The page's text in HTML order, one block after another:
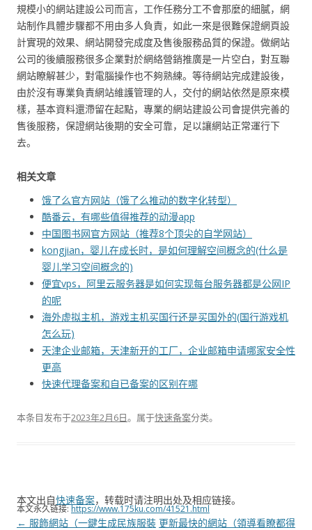
規模小的網站建設公司而言，工作任務分工不會那麼的細膩，網
站制作具體步驟都不用由多人負責，如此一來是很難保證網頁設
計實現的效果、網站開發完成度及售後服務品質的保證。做網站
公司的後續服務很多企業對於網絡營銷推廣是一片空白，對互聯
網站瞭解甚少，對電腦操作也不夠熟練。等待網站完成建設後，
由於沒有專業負責網站維護管理的人，交付的網站依然是原來模
樣，基本資料還滯留在起點，專業的網站建設公司會提供完善的
售後服務，保證網站後期的安全可靠，足以讓網站正常運行下
去。
相关文章
饿了么官方网站（饿了么推动的数字化转型）
酷番云，有哪些值得推荐的动漫app
中国图书网官方网站（推荐8个顶尖的自学网站）
kongjian，婴儿在成长时，是如何理解空间概念的(什么是
婴儿学习空间概念的)
便宜vps，阿里云服务器是如何实现每台服务器都是公网IP
的呢
海外虚拟主机，游戏主机买国行还是买国外的(国行游戏机
怎么玩)
天津企业邮箱，天津新开的工厂，企业邮箱申请哪家安全性
更高
快速代理备案和自已备案的区别在哪
本条目发布于2023年2月6日。属于快速备案分类。
本文出自快速备案，转载时请注明出处及相应链接。
本文永久链接:https://www.175ku.com/41521.html
文
← 服飾網站（一鍵生成民族服裝 更新最快的網站（領導看瞭都得